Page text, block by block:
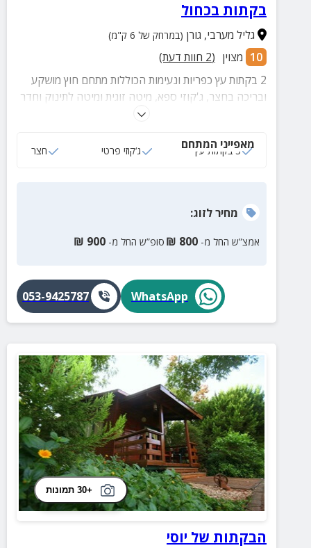
בקתות בכחול
גליל מערבי, גורן (במרחק של 6 ק"מ)
10 מצוין (
2 חוות דעת)
2 בקתות עץ כפריות ונעימות הכוללות מתחם חוץ מושקע
ובריכה בחצר, ג'קוזי ספא, מיטה זוגית ומיטה לתינוק וחדר
מאפייני המתחם
3 בקתות עץ ג‘קוזי פרטי חצר
מחירלזוג:
אמצ”ש החל מ- 800
₪ סופ”ש החל מ- 900
₪
WhatsApp
053-9425787
+30 תמונות
הבקתות של יוסי